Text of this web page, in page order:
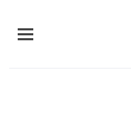
main